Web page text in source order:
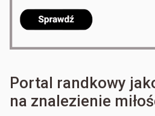
Portal randkowy
na znalezienie